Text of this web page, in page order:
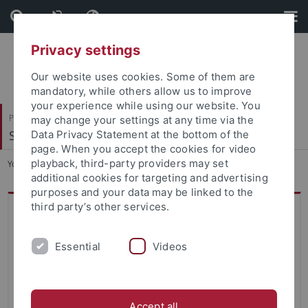
Skip
to
content
Skip
to
footer
Philosophische Fakultät
Seminar für Allgemeine Rhetorik
You are here: Startseite ... Forschung
Forschung
Am Seminar für Allgemeine Rhetorik wird die Rhetorik in
ihrer ganzen historischen Tiefe und systematischen Breite
Schnittstellen insbesondere mit der Philosophie, der
Privacy settings
Our website uses cookies. Some of them are
mandatory, while others allow us to improve
your experience while using our website. You
may change your settings at any time via the
Data Privacy Statement at the bottom of the
page. When you accept the cookies for video
playback, third-party providers may set
additional cookies for targeting and advertising
purposes and your data may be linked to the
third party’s other services.
Essential Videos